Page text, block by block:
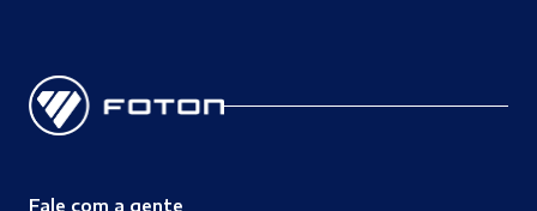
Fale com a gente